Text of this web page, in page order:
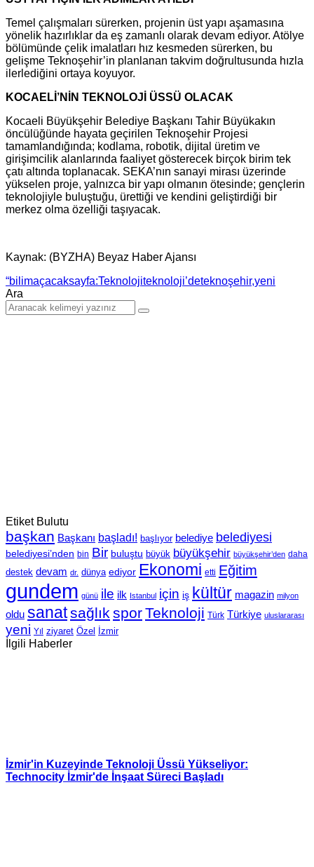
Temel çalışmaları sürerken, projenin üst yapı aşamasına
yönelik hazırlıklar da eş zamanlı olarak devam ediyor. Atölye
bölümünde çelik imalatları hız kesmeden sürerken, bu
gelişme Teknoşehir’in planlanan takvim doğrultusunda hızla
ilerlediğini ortaya koyuyor.
KOCAELİ’NİN TEKNOLOJİ ÜSSÜ OLACAK
Kocaeli Büyükşehir Belediye Başkanı Tahir Büyükakın
öncülüğünde hayata geçirilen Teknoşehir Projesi
tamamlandığında; kodlama, robotik, dijital üretim ve
girişimcilik alanlarında faaliyet gösterecek birçok birim tek
çatı altında toplanacak. SEKA’nın sanayi mirası üzerinde
yükselen proje, yalnızca bir yapı olmanın ötesinde; gençlerin
teknolojiyle buluştuğu, ürettiği ve kendini geliştirdiği bir
merkez olma özelliği taşıyacak.
Kaynak: (BYZHA) Beyaz Haber Ajansı
“bilimaçacaksayfa:Teknolojiteknoloji’deteknoşehir,yeni
Ara
Etiket Bulutu
başkan Başkanı başladı! başlıyor belediye belediyesi
belediyesi’nden bin Bir buluştu büyük büyükşehir büyükşehir’den daha
destek devam dr. dünya ediyor Ekonomi etti Eğitim
gundem günü ile ilk Istanbul için iş kültür magazin milyon
oldu sanatsağlık sporTeknoloji Türk Türkiye uluslararası
yeni Yıl ziyaret Özel İzmir
İlgili Haberler
İzmir'in Kuzeyinde Teknoloji Üssü Yükseliyor:
Technocity İzmir'de İnşaat Süreci Başladı